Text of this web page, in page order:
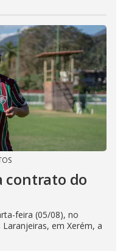
contrato do
feira (05/08), no
em Xerém, a